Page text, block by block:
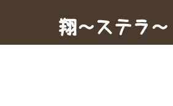
翔～ステラ～